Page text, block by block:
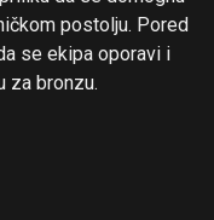
postolju. Pored
se ekipa oporavi i
za bronzu.